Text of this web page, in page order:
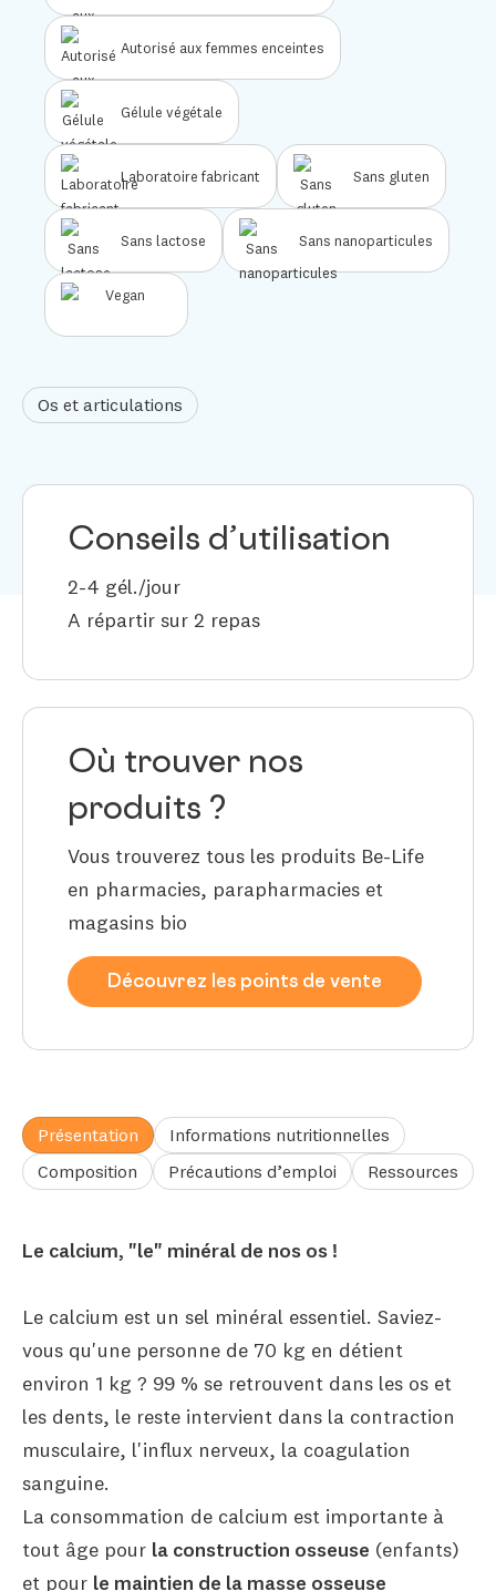
Autorisé aux femmes enceintes
Gélule végétale
Laboratoire fabricant Sans gluten
Sans lactose Sans nanoparticules
Os et articulations
Conseils d’utilisation
2-4 gél./jour
A répartir sur 2 repas
Où trouver nos
produits ?
Vous trouverez tous les produits Be-Life
en pharmacies, parapharmacies et
magasins bio
Découvrez les points de vente
Présentation
Informations nutritionnelles
Composition
Précautions d’emploi Ressources
Le calcium, "le" minéral de nos os !
Le calcium est un sel minéral essentiel. Saviez-
vous qu'une personne de 70 kg en détient
environ 1 kg ? 99 % se retrouvent dans les os et
les dents, le reste intervient dans la contraction
musculaire, l'influx nerveux, la coagulation
sanguine.
La consommation de calcium est importante à
tout âge pour la construction osseuse (enfants)
et pour le maintien de la masse osseuse